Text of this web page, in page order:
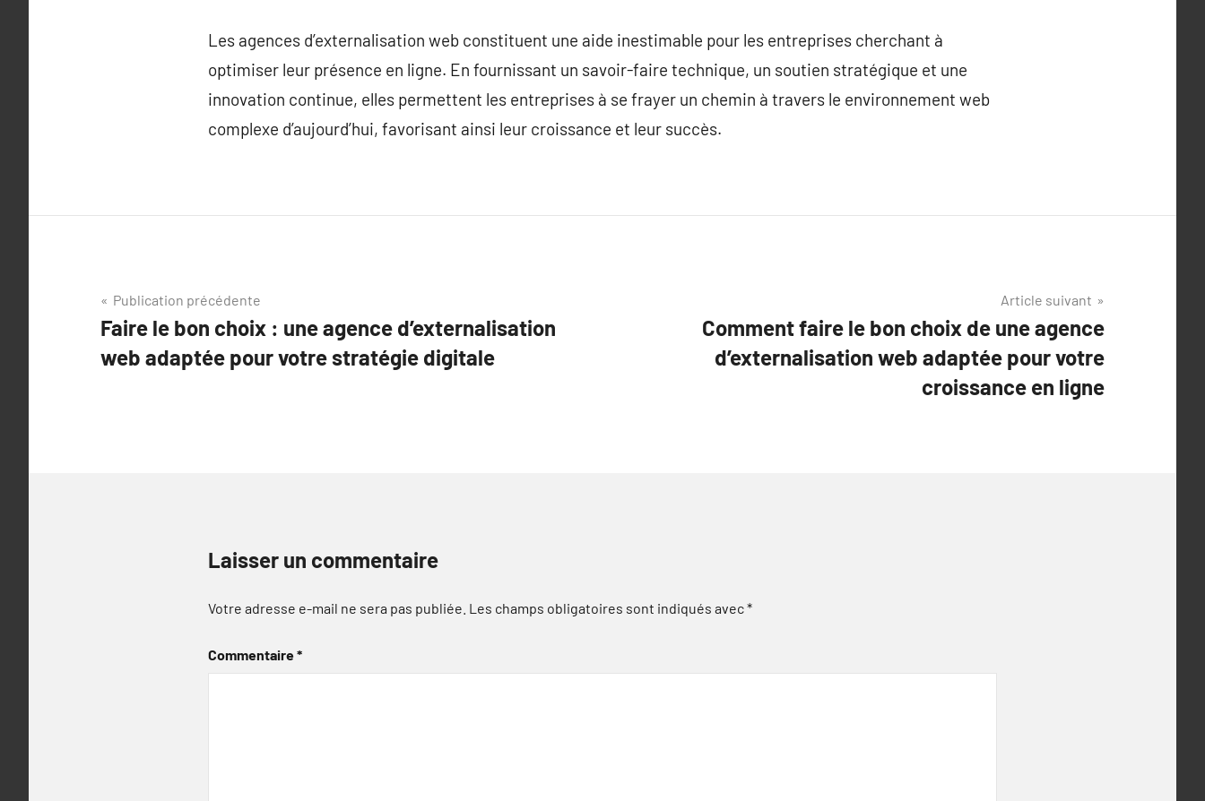
Les agences d’externalisation web constituent une aide inestimable pour les entreprises cherchant à
optimiser leur présence en ligne. En fournissant un savoir-faire technique, un soutien stratégique et une
innovation continue, elles permettent les entreprises à se frayer un chemin à travers le environnement web
complexe d’aujourd’hui, favorisant ainsi leur croissance et leur succès.
Navigation
de
l’article
Publication précédente
Faire le bon choix : une agence d’externalisation
web adaptée pour votre stratégie digitale
Article suivant
Comment faire le bon choix de une agence
d’externalisation web adaptée pour votre
croissance en ligne
Laisser un commentaire
Votre adresse e-mail ne sera pas publiée. Les champs obligatoires sont indiqués avec*
Commentaire*